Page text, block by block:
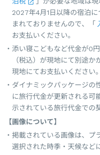
2027年4月1日以降の宿泊
まれておりませんので、「
お支払いください。
添い寝こどもなど代金が0
（税込）が現地にて別途
現地にてお支払いください。
ダイナミックパッケージの
に旅行代金が更新される可
示されている旅行代金での
【画像について】
掲載されている画像は、プ
選択された時季・天候など